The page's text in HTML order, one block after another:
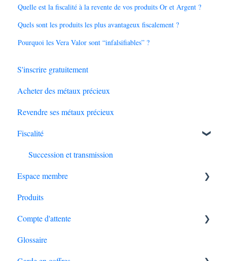
Quelle est la fiscalité à la revente de vos produits Or et Argent ?
Quels sont les produits les plus avantageux fiscalement ?
Pourquoi les Vera Valor sont “infalsifiables” ?
S'inscrire gratuitement
Acheter des métaux précieux
Revendre ses métaux précieux
Fiscalité
Succession et transmission
Espace membre
Modifications du compte
Problème de connexion
Actions possibles
Produits
Compte d'attente
Créditer le compte d'attente
Glossaire